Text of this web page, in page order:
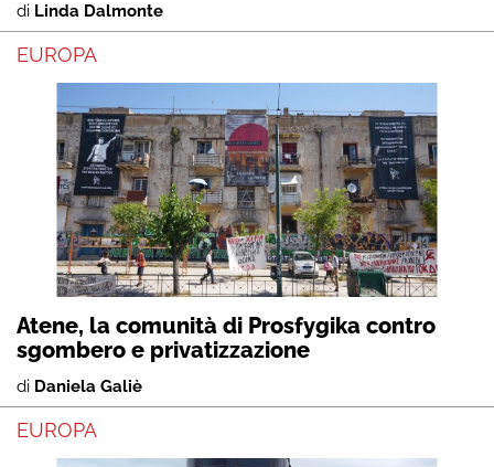
di Linda Dalmonte
EUROPA
Atene, la comunità di Prosfygika contro
sgombero e privatizzazione
di Daniela Galiè
EUROPA